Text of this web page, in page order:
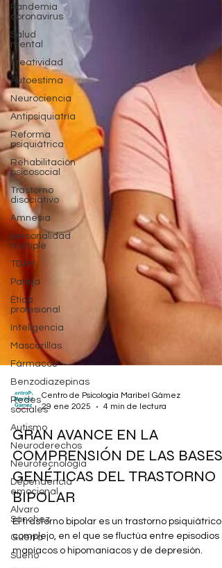
Pandemia
coronavirus
Salud
mental
creatividad
Autoestima
Neurociencia
Antipsiquiatría
Reforma
psiquiátrica
Rehabilitación
psicosocial
Trastorno
disociativo
Amnesia
personalidad
múltiple
TDAH
Pareja
Ética
profesional
Inteligencia
Mascarillas
Fármacos
Benzodiazepinas
Redes
sociales
Autismo
Neuroderechos
Neurotecnología
Dependencia
emocional
Alvaro
Sánchez
Guerra
Sueño
Centro de Psicología Maribel Gámez
29 ene 2025
4 min de lectura
GRAN AVANCE EN LA
COMPRENSIÓN DE LAS BASES
GENÉTICAS DEL TRASTORNO
BIPOLAR